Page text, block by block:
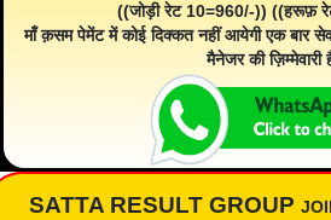
((जोड़ी रेट 10=960/-)) ((हरूफ़
माँ क़सम पेमेंट में कोई दिक्कत नहीं आयेगी एक बार
मैनेजर की ज़िम्मेवारी
SATTA RESULT GROUP